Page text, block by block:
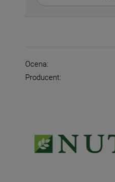
Ocena:
Producent: